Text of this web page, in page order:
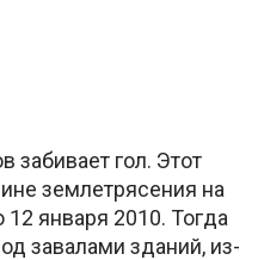
забивает гол. Этот
землетрясения на
12 января 2010. Тогда
завалами зданий, из-